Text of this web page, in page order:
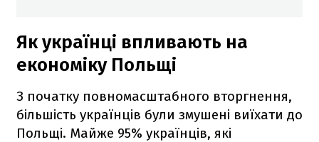
Як українці впливають на
економіку Польщі
З початку повномасштабного вторгнення,
більшість українців були змушені виїхати до
Польщі. Майже 95% українців, які